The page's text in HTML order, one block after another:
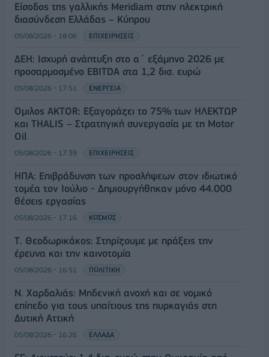
Είσοδος της γαλλικής Meridiam στην ηλεκτρική
διασύνδεση Ελλάδας – Κύπρου
05/08/2026 - 18:06 ΕΠΙΧΕΙΡΗΣΕΙΣ
ΔΕΗ: Ισχυρή ανάπτυξη στο α΄ εξάμηνο 2026 με
προσαρμοσμένο EBITDA στα 1,2 δισ. ευρώ
05/08/2026 - 17:51 ΕΝΕΡΓΕΙΑ
Όμιλος AKTOR: Εξαγοράζει το 75% των ΗΛΕΚΤΩΡ
και THALIS – Στρατηγική συνεργασία με τη Motor
Oil
05/08/2026 - 17:39 ΕΠΙΧΕΙΡΗΣΕΙΣ
ΗΠΑ: Επιβράδυνση των προσλήψεων στον ιδιωτικό
τομέα τον Ιούλιο - Δημιουργήθηκαν μόνο 44.000
θέσεις εργασίας
05/08/2026 - 17:16 ΚΟΣΜΟΣ
Τ. Θεοδωρικάκος: Στηρίζουμε με πράξεις την
έρευνα και την καινοτομία
05/08/2026 - 16:51 ΠΟΛΙΤΙΚΗ
Ν. Χαρδαλιάς: Μηδενική ανοχή και σε νομικό
επίπεδο για τους υπαίτιους της πυρκαγιάς στη
Δυτική Αττική
05/08/2026 - 16:26 ΕΛΛΑΔΑ